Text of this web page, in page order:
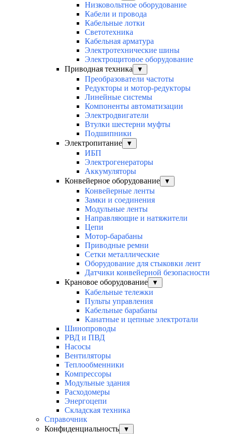
Низковольтное оборудование
Кабели и провода
Кабельные лотки
Светотехника
Кабельная арматура
Электротехнические шины
Электрощитовое оборудование
Приводная техника
▼
Преобразователи частоты
Редукторы и мотор-редукторы
Линейные системы
Компоненты автоматизации
Электродвигатели
Втулки шестерни муфты
Подшипники
Электропитание
▼
ИБП
Электрогенераторы
Аккумуляторы
Конвейерное оборудование
▼
Конвейерные ленты
Замки и соединения
Модульные ленты
Направляющие и натяжители
Цепи
Мотор-барабаны
Приводные ремни
Сетки металлические
Оборудование для стыковки лент
Датчики конвейерной безопасности
Крановое оборудование
▼
Кабельные тележки
Пульты управления
Кабельные барабаны
Канатные и цепные электротали
Шинопроводы
РВД и ПВД
Насосы
Вентиляторы
Теплообменники
Компрессоры
Модульные здания
Расходомеры
Энергоцепи
Складская техника
Справочник
Конфиденциальность
▼